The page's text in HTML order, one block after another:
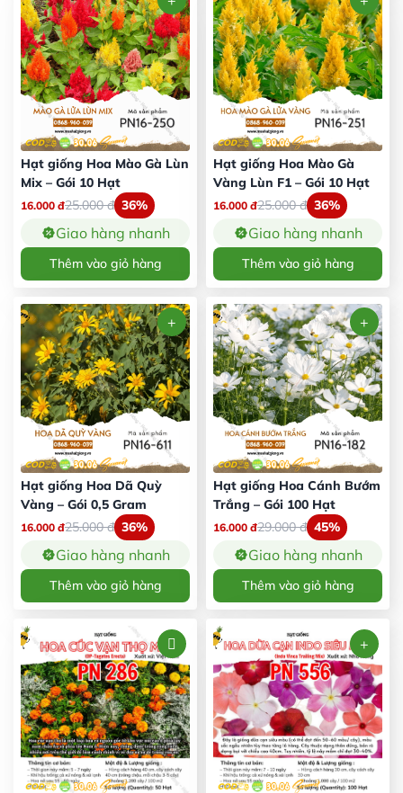
Hạt giống Hoa Mào Gà Lùn
Mix – Gói 10 Hạt
16.000 đ25.000đ 36%
Giao hàng nhanh
Thêm vào giỏ hàng
Hạt giống Hoa Mào Gà
Vàng Lùn F1 – Gói 10 Hạt
16.000 đ25.000đ 36%
Giao hàng nhanh
Thêm vào giỏ hàng
Hạt giống Hoa Dã Quỳ
Vàng – Gói 0,5 Gram
16.000 đ25.000đ 36%
Giao hàng nhanh
Thêm vào giỏ hàng
Hạt giống Hoa Cánh Bướm
Trắng – Gói 100 Hạt
16.000 đ29.000đ 45%
Giao hàng nhanh
Thêm vào giỏ hàng